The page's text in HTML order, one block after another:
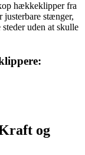
hækkeklipper fra
stænger,
uden at skulle
og